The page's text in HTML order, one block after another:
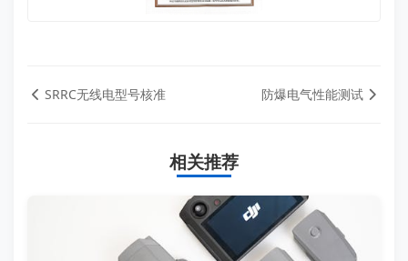
SRRC无线电型号核准 防爆电气性能测试
相关推荐